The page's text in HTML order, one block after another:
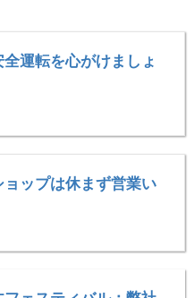
運転を心がけましょ
ョップは休まず営業い